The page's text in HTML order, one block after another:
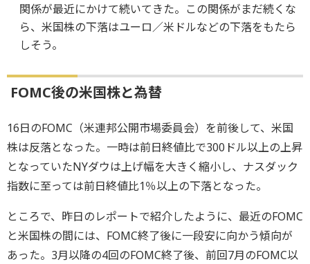
関係が最近にかけて続いてきた。この関係がまだ続くな
ら、米国株の下落はユーロ／米ドルなどの下落をもたら
しそう。
FOMC後の米国株と為替
16日のFOMC（米連邦公開市場委員会）を前後して、米国
株は反落となった。一時は前日終値比で300ドル以上の上昇
となっていたNYダウは上げ幅を大きく縮小し、ナスダック
指数に至っては前日終値比1％以上の下落となった。
ところで、昨日のレポートで紹介したように、最近のFOMC
と米国株の間には、FOMC終了後に一段安に向かう傾向が
あった。3月以降の4回のFOMC終了後、前回7月のFOMC以